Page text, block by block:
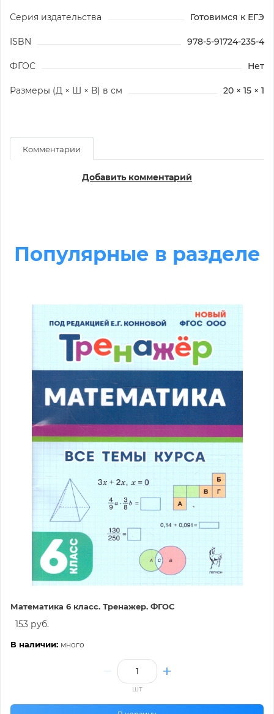
Серия издательства Готовимся к ЕГЭ
ISBN 978-5-91724-235-4
ФГОС Нет
Размеры (Д × Ш × В) в см 20 × 15 × 1
Комментарии
Добавить комментарий
Популярные в разделе
Математика 6 класс. Тренажер. ФГОС
153 руб.
В наличии: много
шт